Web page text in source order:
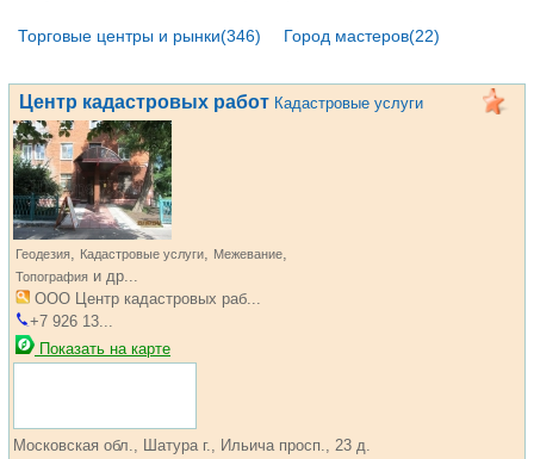
Торговые центры и рынки(346) Город мастеров(22)
Центр кадастровых работ Кадастровые услуги
Геодезия, Кадастровые услуги, Межевание,
Топография и др...
ООО Центр кадастровых раб...
+7 926 13...
Показать на карте
Московская обл., Шатура г., Ильича просп., 23 д.